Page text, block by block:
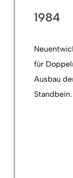
1984
für
Ausbau
Standbein.